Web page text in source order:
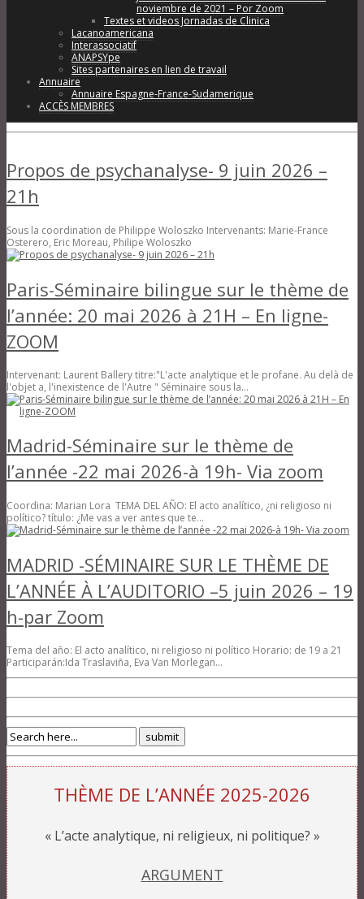
noviembre de 2021 – Por Zoom
Textes et videos Jornadas de Clinica
Lacanoamericana
Interassociatif
ANAPSYpe
Sites partenaires en lien de travail
Annuaire
Annuaire Espagne-France-Sudamerique
ACCÈS MEMBRES
Propos de psychanalyse- 9 juin 2026 –
21h
Sous la coordination de Philippe Woloszko Intervenants: Marie-France
Osterero, Eric Moreau, Philipe Woloszko
Paris-Séminaire bilingue sur le thème de
l’année: 20 mai 2026 à 21H – En ligne-
ZOOM
Intervenant: Laurent Ballery titre:"L'acte analytique et le profane. Au delà de
l'objet a, l'inexistence de l'Autre " Séminaire sous la...
Madrid-Séminaire sur le thème de
l’année -22 mai 2026-à 19h- Via zoom
Coordina: Marian Lora TEMA DEL AÑO: El acto analítico, ¿ni religioso ni
político? título: ¿Me vas a ver antes que te...
MADRID -SÉMINAIRE SUR LE THÈME DE
L’ANNÉE À L’AUDITORIO –5 juin 2026 – 19
h-par Zoom
Tema del año: El acto analítico, ni religioso ni político Horario: de 19 a 21
Participarán:Ida Traslaviña, Eva Van Morlegan...
THÈME DE L’ANNÉE 2025-2026
« L’acte analytique, ni religieux, ni politique? »
ARGUMENT